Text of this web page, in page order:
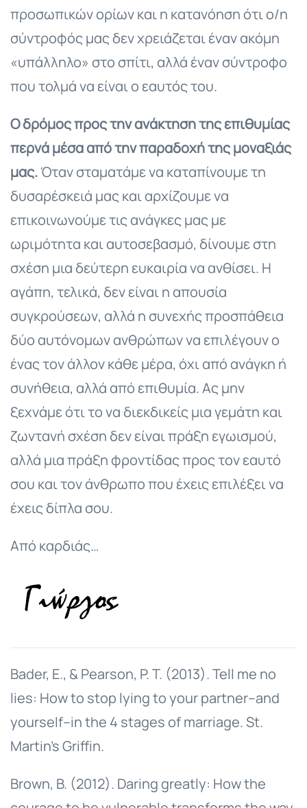
προσωπικών ορίων και η κατανόηση ότι ο/η
σύντροφός μας δεν χρειάζεται έναν ακόμη
«υπάλληλο» στο σπίτι, αλλά έναν σύντροφο
που τολμά να είναι ο εαυτός του.
Ο δρόμος προς την ανάκτηση της επιθυμίας
περνά μέσα από την παραδοχή της μοναξιάς
μας.Όταν σταματάμε να καταπίνουμε τη
δυσαρέσκειά μας και αρχίζουμε να
επικοινωνούμε τις ανάγκες μας με
ωριμότητα και αυτοσεβασμό, δίνουμε στη
σχέση μια δεύτερη ευκαιρία να ανθίσει. Η
αγάπη, τελικά, δεν είναι η απουσία
συγκρούσεων, αλλά η συνεχής προσπάθεια
δύο αυτόνομων ανθρώπων να επιλέγουν ο
ένας τον άλλον κάθε μέρα, όχι από ανάγκη ή
συνήθεια, αλλά από επιθυμία. Ας μην
ξεχνάμε ότι το να διεκδικείς μια γεμάτη και
ζωντανή σχέση δεν είναι πράξη εγωισμού,
αλλά μια πράξη φροντίδας προς τον εαυτό
σου και τον άνθρωπο που έχεις επιλέξει να
έχεις δίπλα σου.
Από καρδιάς…
Bader, E., & Pearson, P. T. (2013). Tell me no
lies: How to stop lying to your partner--and
yourself--in the 4 stages of marriage. St.
Martin's Griffin.
Brown, B. (2012). Daring greatly: How the